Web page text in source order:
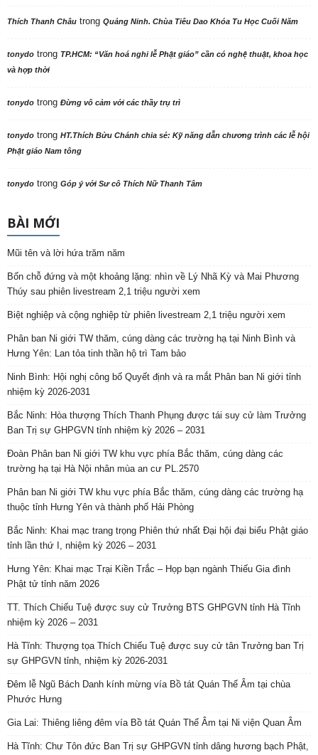
Thích Thanh Châu trong Quảng Ninh. Chùa Tiêu Dao Khóa Tu Học Cuối Năm
tonydo trong TP.HCM: “Văn hoá nghi lễ Phật giáo” cần có nghệ thuật, khoa học
và hợp thời
tonydo trong Đừng vô cảm với các thầy trụ trì
tonydo trong HT.Thích Bửu Chánh chia sẻ: Kỹ năng dẫn chương trình các lễ hội
Phật giáo Nam tông
tonydo trong Góp ý với Sư cô Thích Nữ Thanh Tâm
BÀI MỚI
Mũi tên và lời hứa trăm năm
Bốn chỗ đứng và một khoảng lặng: nhìn về Lý Nhã Kỳ và Mai Phương
Thúy sau phiên livestream 2,1 triệu người xem
Biệt nghiệp và cộng nghiệp từ phiên livestream 2,1 triệu người xem
Phân ban Ni giới TW thăm, cúng dàng các trường hạ tại Ninh Bình và
Hưng Yên: Lan tỏa tinh thần hộ trì Tam bảo
Ninh Bình: Hội nghị công bố Quyết định và ra mắt Phân ban Ni giới tỉnh
nhiệm kỳ 2026-2031
Bắc Ninh: Hòa thượng Thích Thanh Phụng được tái suy cử làm Trưởng
Ban Trị sự GHPGVN tỉnh nhiệm kỳ 2026 – 2031
Đoàn Phân ban Ni giới TW khu vực phía Bắc thăm, cúng dàng các
trường hạ tại Hà Nội nhân mùa an cư PL.2570
Phân ban Ni giới TW khu vực phía Bắc thăm, cúng dàng các trường hạ
thuộc tỉnh Hưng Yên và thành phố Hải Phòng
Bắc Ninh: Khai mạc trang trọng Phiên thứ nhất Đại hội đại biểu Phật giáo
tỉnh lần thứ I, nhiệm kỳ 2026 – 2031
Hưng Yên: Khai mạc Trại Kiền Trắc – Họp bạn ngành Thiếu Gia đình
Phật tử tỉnh năm 2026
TT. Thích Chiếu Tuệ được suy cử Trưởng BTS GHPGVN tỉnh Hà Tĩnh
nhiệm kỳ 2026 – 2031
Hà Tĩnh: Thượng tọa Thích Chiếu Tuệ được suy cử tân Trưởng ban Trị
sự GHPGVN tỉnh, nhiệm kỳ 2026-2031
Đêm lễ Ngũ Bách Danh kính mừng vía Bồ tát Quán Thế Âm tại chùa
Phước Hưng
Gia Lai: Thiêng liêng đêm vía Bồ tát Quán Thế Âm tại Ni viện Quan Âm
Hà Tĩnh: Chư Tôn đức Ban Trị sự GHPGVN tỉnh dâng hương bạch Phật,